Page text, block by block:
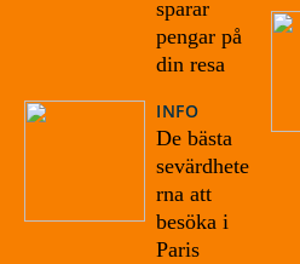
sparar
pengar på
din resa
INFO
De bästa
sevärdhete
rna att
besöka i
Paris